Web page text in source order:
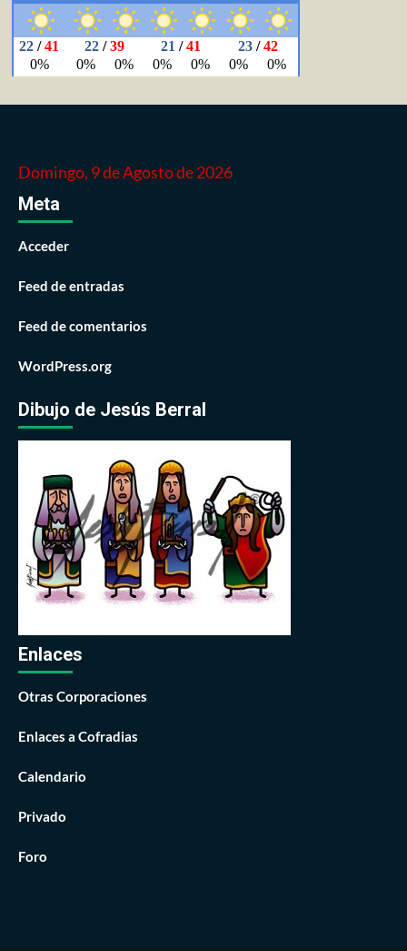
Domingo, 9 de Agosto de 2026
Meta
Acceder
Feed de entradas
Feed de comentarios
WordPress.org
Dibujo de Jesús Berral
Enlaces
Otras Corporaciones
Enlaces a Cofradias
Calendario
Privado
Foro